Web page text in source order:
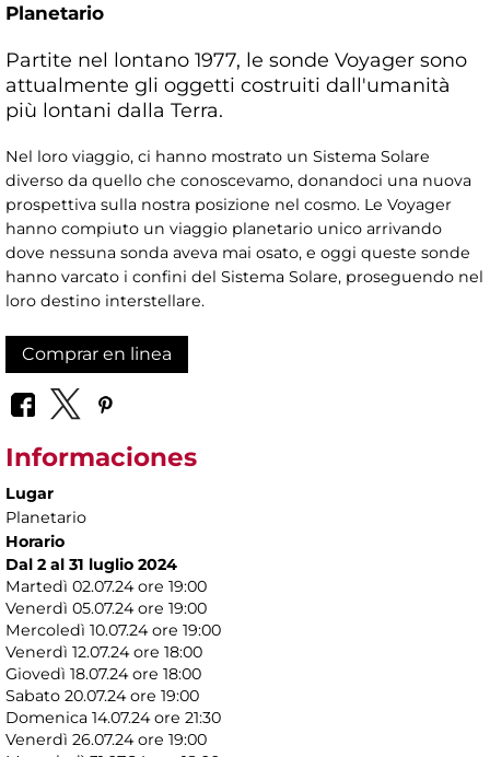
Planetario
Partite nel lontano 1977, le sonde Voyager sono
attualmente gli oggetti costruiti dall'umanità
più lontani dalla Terra.
Nel loro viaggio, ci hanno mostrato un Sistema Solare
diverso da quello che conoscevamo, donandoci una nuova
prospettiva sulla nostra posizione nel cosmo. Le Voyager
hanno compiuto un viaggio planetario unico arrivando
dove nessuna sonda aveva mai osato, e oggi queste sonde
hanno varcato i confini del Sistema Solare, proseguendo nel
loro destino interstellare.
Comprar en linea
Informaciones
Lugar
Planetario
Horario
Dal 2 al 31 luglio 2024
Martedì 02.07.24 ore 19:00
Venerdì 05.07.24 ore 19:00
Mercoledì 10.07.24 ore 19:00
Venerdì 12.07.24 ore 18:00
Giovedì 18.07.24 ore 18:00
Sabato 20.07.24 ore 19:00
Domenica 14.07.24 ore 21:30
Venerdì 26.07.24 ore 19:00